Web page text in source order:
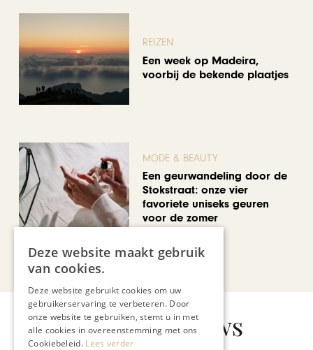
REIZEN
Een week op Madeira,
voorbij de bekende plaatjes
MODE & BEAUTY
Een geurwandeling door de
Stokstraat: onze vier
favoriete uniseks geuren
voor de zomer
Bekijk alle artikelen
Gerelateerd nieuws
Deze website maakt gebruik
van cookies.
Deze website gebruikt cookies om uw
gebruikerservaring te verbeteren. Door
onze website te gebruiken, stemt u in met
alle cookies in overeenstemming met ons
Cookiebeleid. Lees verder